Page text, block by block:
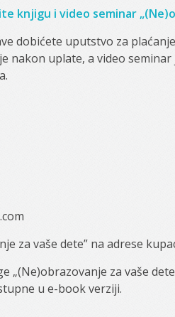
knjigu i video seminar
dobićete uputstvo za
nakon uplate, a video
za vaše dete” na adrese
„(Ne)obrazovanje za vaše
u e-book verziji.